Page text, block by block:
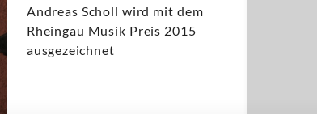
Andreas Scholl wird mit dem
Rheingau Musik Preis 2015
ausgezeichnet